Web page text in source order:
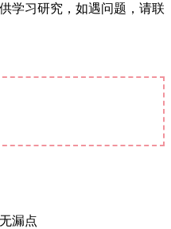
学习研究，如遇问题，请联
漏点